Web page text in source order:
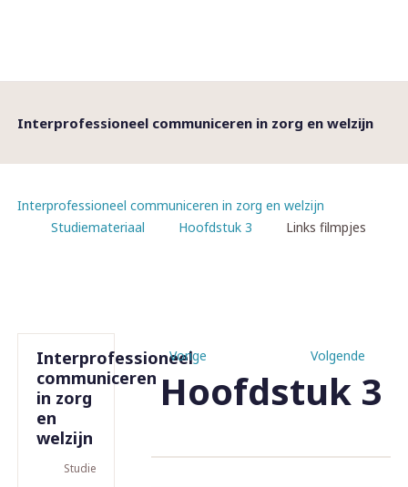
Interprofessioneel communiceren in zorg en welzijn
Interprofessioneel communiceren in zorg en welzijn
Studiemateriaal
Hoofdstuk 3 Links filmpjes
Interprofessioneel
communiceren
in zorg
en
welzijn
Studiemateriaal
Volgende
Vorige
Hoofdstuk 3